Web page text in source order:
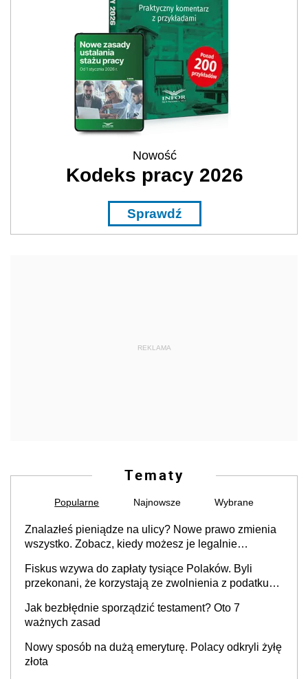
Nowość
Kodeks pracy 2026
Sprawdź
REKLAMA
Tematy
Popularne Najnowsze Wybrane
Znalazłeś pieniądze na ulicy? Nowe prawo zmienia
wszystko. Zobacz, kiedy możesz je legalnie
Fiskus wzywa do zapłaty tysiące Polaków. Byli
przekonani, że korzystają ze zwolnienia z podatku
Jak bezbłędnie sporządzić testament? Oto 7
ważnych zasad
Nowy sposób na dużą emeryturę. Polacy odkryli żyłę
złota